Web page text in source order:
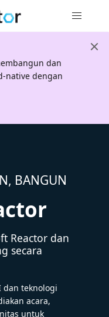
dan
native dengan
BANGUN
Reactor dan
secara
dan teknologi
acara,
untuk